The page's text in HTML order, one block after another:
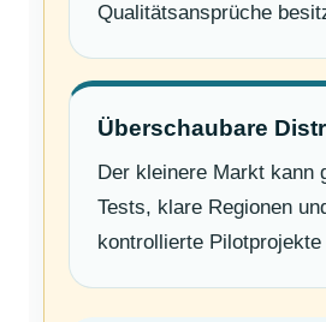
Qualitätsansprüche
Überschaubare
Der kleinere Markt kann
Tests, klare Regionen
kontrollierte